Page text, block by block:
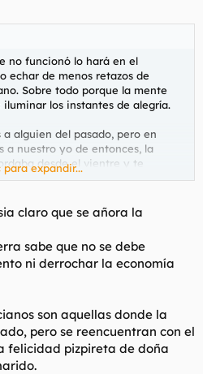
no funcionó lo hará en el
echar de menos retazos de
Sobre todo porque la mente
los instantes de alegría.
alguien del pasado, pero en
a nuestro yo de entonces, la
desde el vientre y te
inocencia que te facilitaba
ridículos que, ante una foto
chabolista, escriben que qué
y se te congelaban los pies,
y se arreglaba todo. Si hoy
de tela, nos ingresarían al día
y estiraríamos la pata.
para expandir...
claro que se añora la
sabe que no se debe
ni derrochar la economía
son aquellas donde la
pero se reencuentran con el
felicidad pizpireta de doña